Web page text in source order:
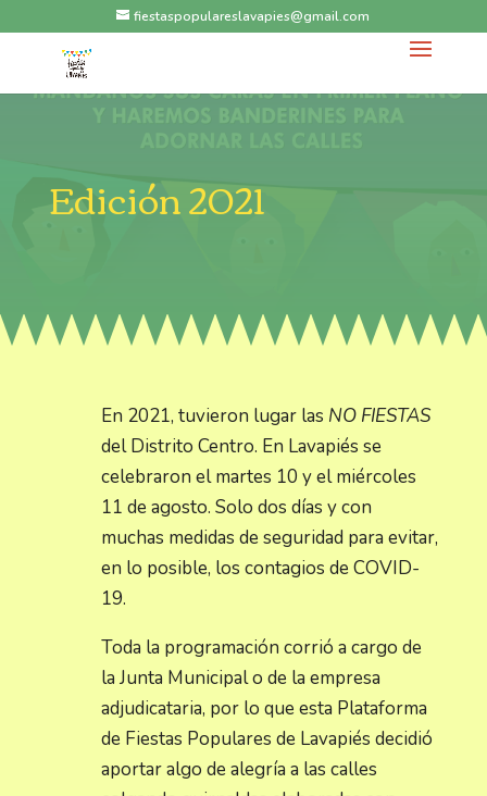
fiestaspopulareslavapies@gmail.com
Edición 2021
En 2021, tuvieron lugar las NO FIESTAS
del Distrito Centro. En Lavapiés se
celebraron el martes 10 y el miércoles
11 de agosto. Solo dos días y con
muchas medidas de seguridad para evitar,
en lo posible, los contagios de COVID-
19.
Toda la programación corrió a cargo de
la Junta Municipal o de la empresa
adjudicataria, por lo que esta Plataforma
de Fiestas Populares de Lavapiés decidió
aportar algo de alegría a las calles